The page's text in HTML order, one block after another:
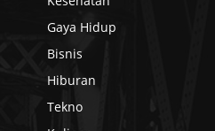
Gaya Hidup
Bisnis
Hiburan
Tekno